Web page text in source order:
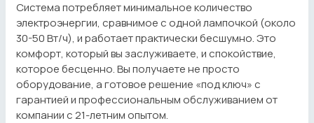
Система потребляет минимальное количество
электроэнергии, сравнимое с одной лампочкой (около
30-50 Вт/ч), и работает практически бесшумно. Это
комфорт, который вы заслуживаете, и спокойствие,
которое бесценно. Вы получаете не просто
оборудование, а готовое решение «под ключ» с
гарантией и профессиональным обслуживанием от
компании с 21-летним опытом.